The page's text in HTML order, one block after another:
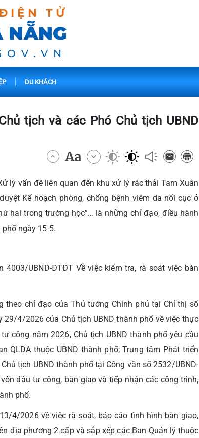
TỬ
NẴNG
DU KHÁCH
tịch và các Phó Chủ tịch UBND
lý vấn đề liên quan đến khu xử lý rác thải Tam Xuân
Kế hoạch phòng, chống bệnh viêm da nổi cục ở
hai trong trường học”… là những chỉ đạo, điều hành
ngày 15-5.
4003/UBND-ĐTĐT Về việc kiểm tra, rà soát việc bàn
chỉ đạo của Thủ tướng Chính phủ tại Chỉ thị số
4/2026 của Chủ tịch UBND thành phố về việc thực
công năm 2026, Chủ tịch UBND thành phố yêu cầu
QLDA thuộc UBND thành phố; Trung tâm Phát triển
tịch UBND thành phố tại Công văn số 2532/UBND-
đầu tư công, bàn giao và tiếp nhận các công trình,
phố.
4/2026 về việc rà soát, báo cáo tình hình bàn giao,
địa phương 2 cấp và sắp xếp các Ban Quản lý thuộc